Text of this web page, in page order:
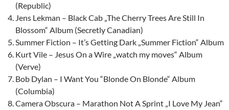
(Republic)
Jens Lekman – Black Cab „The Cherry Trees Are Still In
Blossom“ Album (Secretly Canadian)
Summer Fiction – It’s Getting Dark „Summer Fiction“ Album
Kurt Vile – Jesus On a Wire „watch my moves“ Album
(Verve)
Bob Dylan – I Want You “Blonde On Blonde“ Album
(Columbia)
Camera Obscura – Marathon Not A Sprint „I Love My Jean“